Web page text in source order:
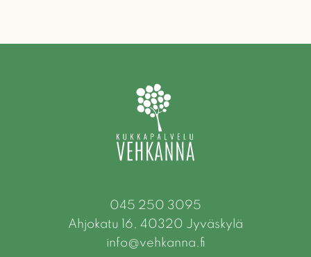
045 250 3095
Ahjokatu 16, 40320 Jyväskylä
info@vehkanna.fi